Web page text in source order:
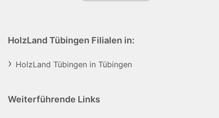
HolzLand Tübingen Filialen in:
HolzLand Tübingen in Tübingen
Weiterführende Links